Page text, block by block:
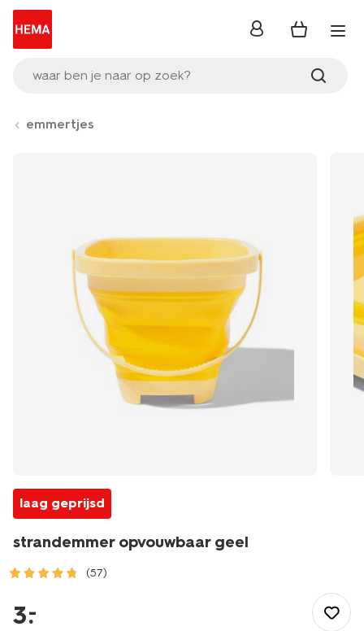
waar ben je naar op zoek?
inloggen
emmertjes
laag geprijsd
strandemmer opvouwbaar geel
(57)
hobby/buitenspeelgoed/strandspeelgoed/emmertjes/
opvouwbaar-
3.
–